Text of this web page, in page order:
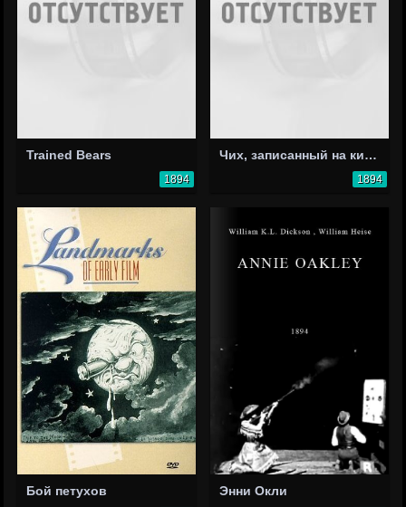
Trained Bears
1894
Чих, записанный на кинетоскоп Эдисона
1894
Бой петухов Энни Окли